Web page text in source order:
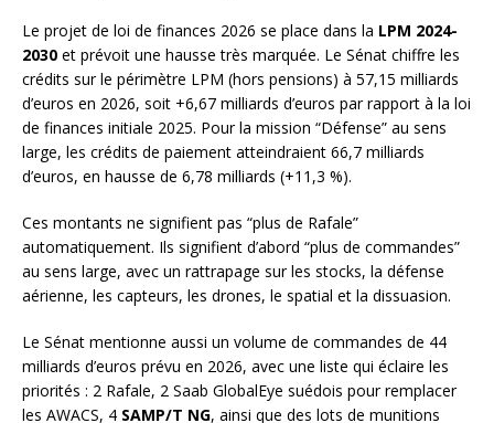
Le projet de loi de finances 2026 se place dans la LPM 2024-
2030 et prévoit une hausse très marquée. Le Sénat chiffre les
crédits sur le périmètre LPM (hors pensions) à 57,15 milliards
d’euros en 2026, soit +6,67 milliards d’euros par rapport à la loi
de finances initiale 2025. Pour la mission “Défense” au sens
large, les crédits de paiement atteindraient 66,7 milliards
d’euros, en hausse de 6,78 milliards (+11,3 %).
Ces montants ne signifient pas “plus de Rafale”
automatiquement. Ils signifient d’abord “plus de commandes”
au sens large, avec un rattrapage sur les stocks, la défense
aérienne, les capteurs, les drones, le spatial et la dissuasion.
Le Sénat mentionne aussi un volume de commandes de 44
milliards d’euros prévu en 2026, avec une liste qui éclaire les
priorités : 2 Rafale, 2 Saab GlobalEye suédois pour remplacer
les AWACS, 4 SAMP/T NG, ainsi que des lots de munitions